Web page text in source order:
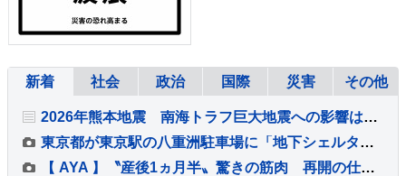
新着 社会 政治 国際 災害 その他
2026年熊本地震 南海トラフ巨大地震への影響はなし 地震翌日からプレート境界で「ゆっくりすべり」観測もプレート境界の固着状態への影響なし
東京都が東京駅の八重洲駐車場に「地下シェルター」機能を整備へ ミサイル攻撃に備え
【 AYA 】〝産後1ヵ月半〟驚きの筋肉 再開の仕事始めで「身体をここまで戻せる事が出来た秘密」を披露